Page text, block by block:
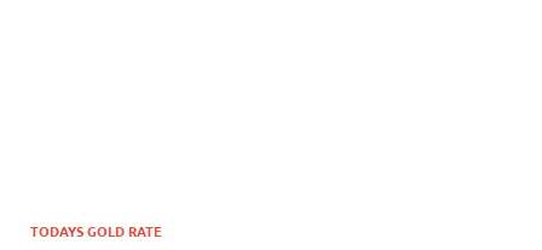
TODAYS GOLD RATE